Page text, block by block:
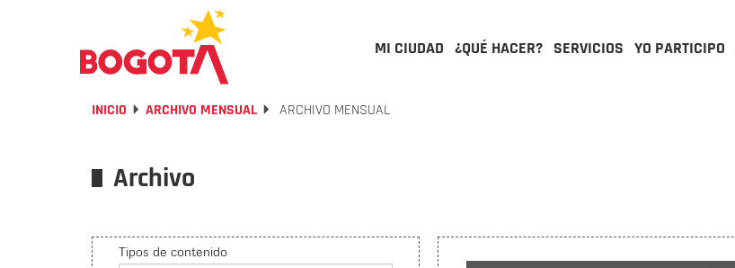
MI CIUDAD ¿QUÉ HACER? SERVICIOS YO PARTICIPO
INICIO ARCHIVO MENSUAL ARCHIVO MENSUAL
Archivo
Tipos de contenido